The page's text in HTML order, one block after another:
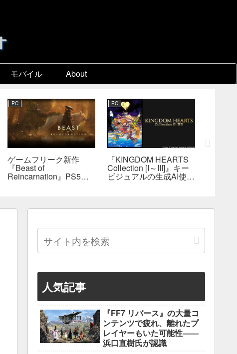
モバイル About
PC
ゲームフリーク新作
『Beast of
Reincarnation』PS5版
満
PC
『KINGDOM HEARTS
Collection [I～III]』キー
ビジュアルの生成AI使用
人気記事
『FF7 リバース』の大量コ
ンテンツで疲れ、離れたプ
レイヤーもいた可能性――
浜口直樹氏が認識